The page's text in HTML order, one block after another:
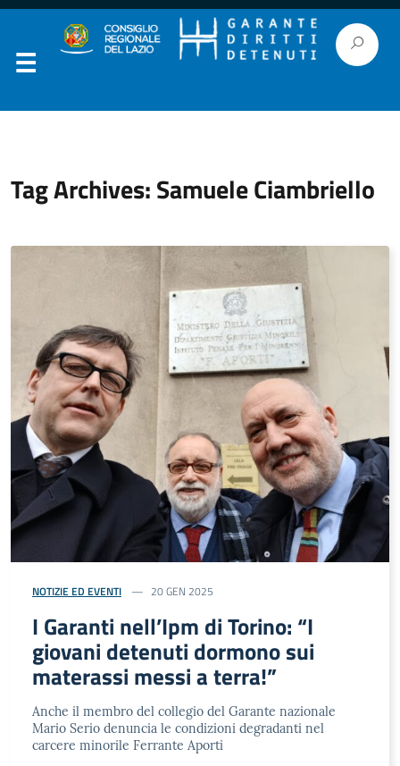
Tag Archives: Samuele Ciambriello
NOTIZIE ED EVENTI 20 GEN 2025
I Garanti nell’Ipm di Torino: “I
giovani detenuti dormono sui
materassi messi a terra!”
Anche il membro del collegio del Garante nazionale
Mario Serio denuncia le condizioni degradanti nel
carcere minorile Ferrante Aporti